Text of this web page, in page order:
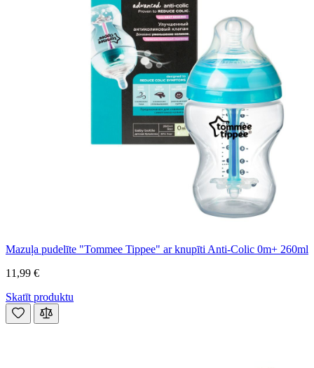
Mazuļa pudelīte "Tommee Tippee" ar knupīti Anti-Colic 0m+ 260ml
11,99 €
Skatīt produktu